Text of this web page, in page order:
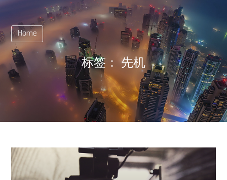
Home
标签：先机